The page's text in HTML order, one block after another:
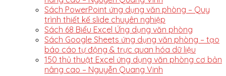
Sách PowerPoint ứng dụng văn phòng – Quy
trình thiết kế slide chuyên nghiệp
Sách 68 Biểu Excel Ứng dụng văn phòng
Sách Google Sheets ứng dụng văn phòng – tạo
báo cáo tự động & trực quan hóa dữ liệu
150 thủ thuật Excel ứng dụng văn phòng cơ bản
nâng cao – Nguyễn Quang Vinh